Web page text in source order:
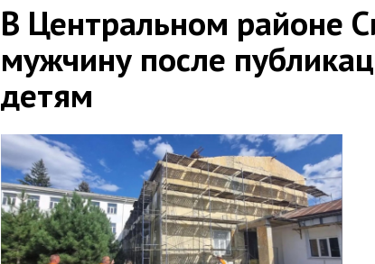
В Центральном районе
мужчину после
детям